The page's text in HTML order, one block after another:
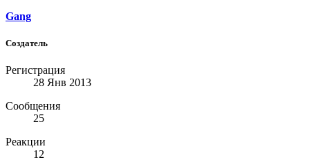
Gang
Создатель
Регистрация
28 Янв 2013
Сообщения
25
Реакции
12